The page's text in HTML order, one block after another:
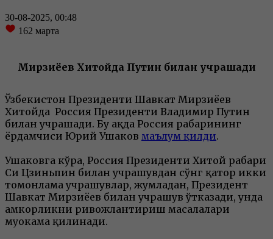
30-08-2025, 00:48
162 марта
Мирзиёев Хитойда Путин билан учрашади
Ўзбекистон Президенти Шавкат Мирзиёев
Хитойда Россия Президенти Владимир Путин
билан учрашади. Бу ҳақда Россия раҳбарининг
ёрдамчиси Юрий Ушаков маълум қилди.
Ушаковга кўра, Россия Президенти Хитой раҳбари
Си Цзиньпин билан учрашувдан сўнг қатор икки
томонлама учрашувлар, жумладан, Президент
Шавкат Мирзиёев билан учрашув ўтказади, унда
ҳамкорликни ривожлантириш масалалари
муҳокама қилинади.